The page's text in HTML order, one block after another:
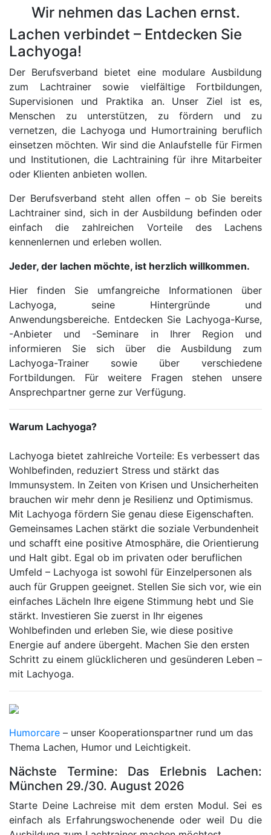
Wir nehmen das Lachen ernst.
Lachen verbindet – Entdecken Sie
Lachyoga!
Der Berufsverband bietet eine modulare Ausbildung
zum Lachtrainer sowie vielfältige Fortbildungen,
Supervisionen und Praktika an. Unser Ziel ist es,
Menschen zu unterstützen, zu fördern und zu
vernetzen, die Lachyoga und Humortraining beruflich
einsetzen möchten. Wir sind die Anlaufstelle für Firmen
und Institutionen, die Lachtraining für ihre Mitarbeiter
oder Klienten anbieten wollen.
Der Berufsverband steht allen offen – ob Sie bereits
Lachtrainer sind, sich in der Ausbildung befinden oder
einfach die zahlreichen Vorteile des Lachens
kennenlernen und erleben wollen.
Jeder, der lachen möchte, ist herzlich willkommen.
Hier finden Sie umfangreiche Informationen über
Lachyoga, seine Hintergründe und
Anwendungsbereiche. Entdecken Sie Lachyoga-Kurse,
-Anbieter und -Seminare in Ihrer Region und
informieren Sie sich über die Ausbildung zum
Lachyoga-Trainer sowie über verschiedene
Fortbildungen. Für weitere Fragen stehen unsere
Ansprechpartner gerne zur Verfügung.
Warum Lachyoga?
Lachyoga bietet zahlreiche Vorteile: Es verbessert das
Wohlbefinden, reduziert Stress und stärkt das
Immunsystem. In Zeiten von Krisen und Unsicherheiten
brauchen wir mehr denn je Resilienz und Optimismus.
Mit Lachyoga fördern Sie genau diese Eigenschaften.
Gemeinsames Lachen stärkt die soziale Verbundenheit
und schafft eine positive Atmosphäre, die Orientierung
und Halt gibt. Egal ob im privaten oder beruflichen
Umfeld – Lachyoga ist sowohl für Einzelpersonen als
auch für Gruppen geeignet. Stellen Sie sich vor, wie ein
einfaches Lächeln Ihre eigene Stimmung hebt und Sie
stärkt. Investieren Sie zuerst in Ihr eigenes
Wohlbefinden und erleben Sie, wie diese positive
Energie auf andere übergeht. Machen Sie den ersten
Schritt zu einem glücklicheren und gesünderen Leben –
mit Lachyoga.
Humorcare – unser Kooperationspartner rund um das
Thema Lachen, Humor und Leichtigkeit.
Nächste Termine: Das Erlebnis Lachen:
München 29./30. August 2026
Starte Deine Lachreise mit dem ersten Modul. Sei es
einfach als Erfahrungswochenende oder weil Du die